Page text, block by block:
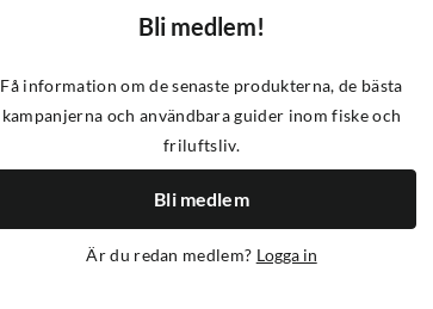
Bli medlem!
Få information om de senaste produkterna, de bästa
kampanjerna och användbara guider inom fiske och
friluftsliv.
Bli medlem
Är du redan medlem? Logga in